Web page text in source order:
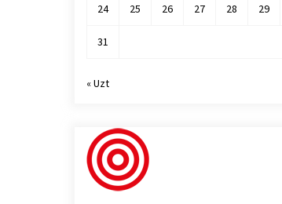
24 25 26 27 28 29
31
« Uzt